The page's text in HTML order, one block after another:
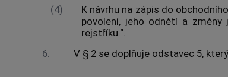
(4)
K návrhu na zápis do
povolení, jeho odnětí a
rejstříku.“.
6.
V § 2 se doplňuje odstavec 5,